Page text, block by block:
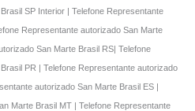
SP Interior | Telefone Representante
Representante autorizado San Marte
San Marte Brasil RS| Telefone
PR | Telefone Representante autorizado
autorizado San Marte Brasil ES |
Marte Brasil MT | Telefone Representante